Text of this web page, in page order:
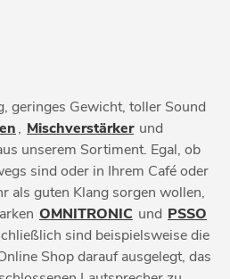
geringes Gewicht, toller Sound
, Mischverstärker und
unserem Sortiment. Egal, ob
sind oder in Ihrem Café oder
als guten Klang sorgen wollen,
OMNITRONIC und PSSO
sind beispielsweise die
Shop darauf ausgelegt, das